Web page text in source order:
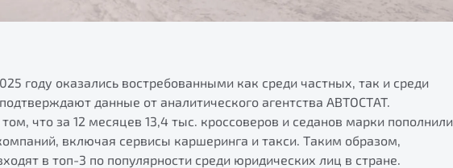
году оказались востребованными как среди частных, так и среди
данные от аналитического агентства АВТОСТАТ.
том, что за 12 месяцев 13,4 тыс. кроссоверов и седанов марки пополнили
включая сервисы каршеринга и такси. Таким образом,
в топ-3 по популярности среди юридических лиц в стране.